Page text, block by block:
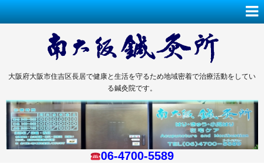
大阪府大阪市住吉区長居で健康と生活を守るため地域密着で治療活動をしてい
る鍼灸院です。
06-4700-5589